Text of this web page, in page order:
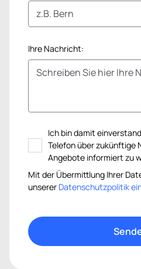
Ihre Nachricht:
Ich bin damit
Telefon über zukünftige
Angebote informiert zu
Mit der Übermittlung Ihrer
unserer Datenschutzpolitik